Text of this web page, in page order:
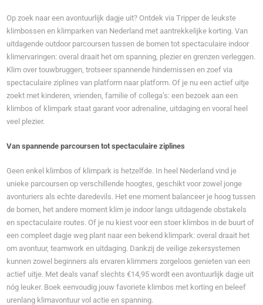
Op zoek naar een avontuurlijk dagje uit? Ontdek via Tripper de leukste
klimbossen en klimparken van Nederland met aantrekkelijke korting. Van
uitdagende outdoor parcoursen tussen de bomen tot spectaculaire indoor
klimervaringen: overal draait het om spanning, plezier en grenzen verleggen.
Klim over touwbruggen, trotseer spannende hindernissen en zoef via
spectaculaire ziplines van platform naar platform. Of je nu een actief uitje
zoekt met kinderen, vrienden, familie of collega’s: een bezoek aan een
klimbos of klimpark staat garant voor adrenaline, uitdaging en vooral heel
veel plezier.
Van spannende parcoursen tot spectaculaire ziplines
Geen enkel klimbos of klimpark is hetzelfde. In heel Nederland vind je
unieke parcoursen op verschillende hoogtes, geschikt voor zowel jonge
avonturiers als echte daredevils. Het ene moment balanceer je hoog tussen
de bomen, het andere moment klim je indoor langs uitdagende obstakels
en spectaculaire routes. Of je nu kiest voor een stoer klimbos in de buurt of
een compleet dagje weg plant naar een bekend klimpark: overal draait het
om avontuur, teamwork en uitdaging. Dankzij de veilige zekersystemen
kunnen zowel beginners als ervaren klimmers zorgeloos genieten van een
actief uitje. Met deals vanaf slechts €14,95 wordt een avontuurlijk dagje uit
nóg leuker. Boek eenvoudig jouw favoriete klimbos met korting en beleef
urenlang klimavontuur vol actie en spanning.